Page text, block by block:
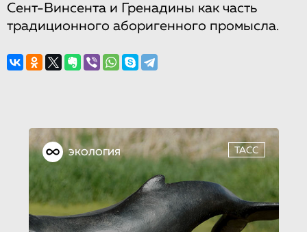
Сент-Винсента и Гренадины как часть
традиционного аборигенного промысла.
ЭКОЛОГИЯ ТАСС